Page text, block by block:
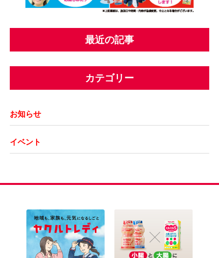
最近の記事
カテゴリー
お知らせ
イベント